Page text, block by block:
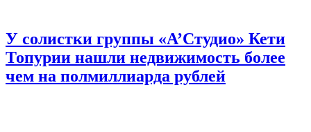
У солистки группы «А’Студио» Кети
Топурии нашли недвижимость более
чем на полмиллиарда рублей